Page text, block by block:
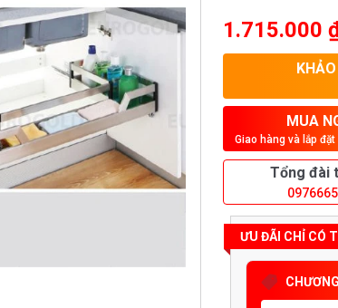
1.715.000
MUA
Giao hàng và lắp
Tổng đài
ƯU ĐÃI CHỈ CÓ